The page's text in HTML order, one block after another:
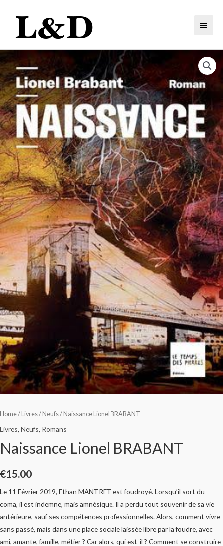
Home/ Livres/ Neufs/ Naissance Lionel BRABANT
Livres, Neufs, Romans
Naissance Lionel BRABANT
€15.00
Le 11 Février 2019, Ethan MANTRET est foudroyé. Lorsqu’il sort du
coma, il est indemne, mais amnésique. Il a perdu tout souvenir de sa vie
antérieure, sauf ses compétences professionnelles. Alors, comment vivre
sans passé, mais dans une place sociale laissée libre par la foudre, avec
ami, amante, famille, métier ? Car alors, qui est-il ? Comment se construire